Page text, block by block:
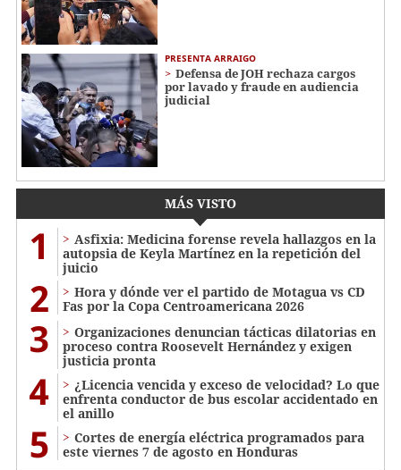
PRESENTA ARRAIGO
Defensa de JOH rechaza cargos
por lavado y fraude en audiencia
judicial
MÁS VISTO
1
Asfixia: Medicina forense revela hallazgos en la
autopsia de Keyla Martínez en la repetición del
juicio
2
Hora y dónde ver el partido de Motagua vs CD
Fas por la Copa Centroamericana 2026
3
Organizaciones denuncian tácticas dilatorias en
proceso contra Roosevelt Hernández y exigen
justicia pronta
4
¿Licencia vencida y exceso de velocidad? Lo que
enfrenta conductor de bus escolar accidentado en
el anillo
5
Cortes de energía eléctrica programados para
este viernes 7 de agosto en Honduras